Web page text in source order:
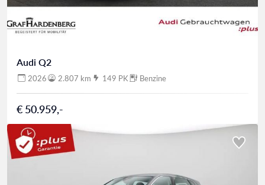
Audi Q2
2026 2.807 km 149 PK Benzine
€ 50.959,-